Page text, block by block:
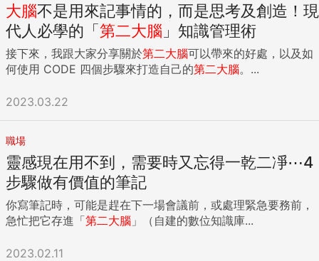
大腦不是用來記事情的，而是思考及創造！現
代人必學的「第二大腦 」知識管理術
接下來，我跟大家分享關於第二大腦可以帶來的好處，以及如
何使用 CODE 四個步驟來打造自己的第二大腦。...
2023.03.22
職場
靈感現在用不到，需要時又忘得一乾二凈⋯4
步驟做有價值的筆記
你寫筆記時，可能是趕在下一場會議前，或處理緊急要務前，
急忙把它存進「第二大腦 」（自建的數位知識庫...
2023.02.11